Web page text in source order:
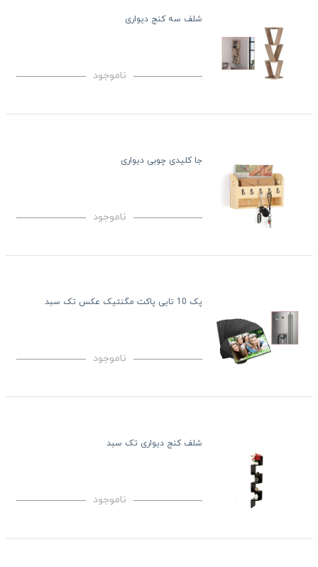
شلف سه کنج دیواری
ناموجود
جا کلیدی چوبی دیواری
ناموجود
پک 10 تایی پاکت مگنتیک عکس تک سبد
ناموجود
شلف کنج دیواری تک سبد
ناموجود